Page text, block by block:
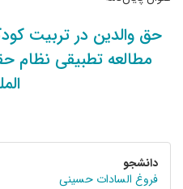
حق والدین در تربیت
مطالعه تطبیقی نظام
دانشجو
فروغ السادات حسینی